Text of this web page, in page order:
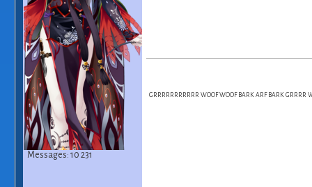
Messages: 10 231
GRRRRRRRRRRR WOOF WOOF BARK ARF BARK GRRRR